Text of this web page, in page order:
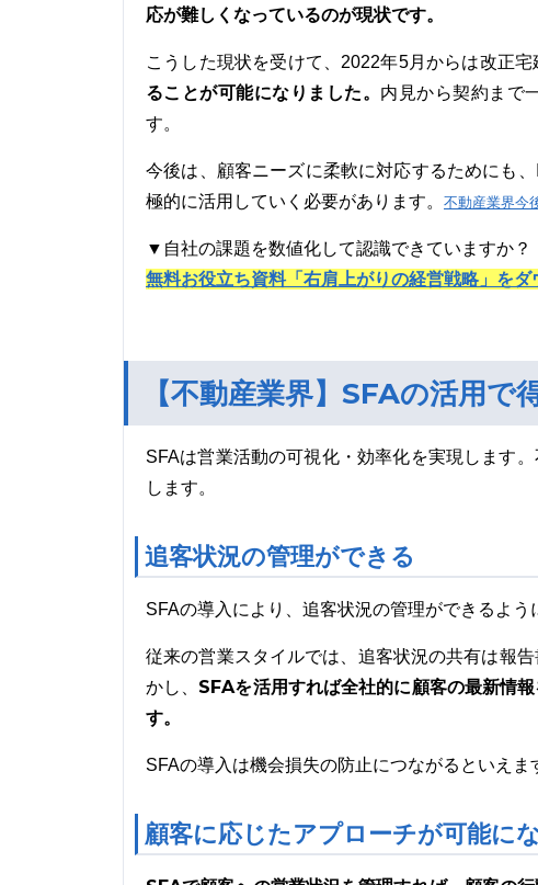
応が難しくなっているのが現状です。
こうした現状を受けて、2022年5月からは改正宅
ることが可能になりました。 内見から契約まで
す。
今後は、顧客ニーズに柔軟に対応するためにも
極的に活用していく必要があります。 不動産業界今
▼自社の課題を数値化して認識できていますか？
無料お役立ち資料「右肩上がりの経営戦略」をダ
【不動産業界】SFAの活用で
SFAは営業活動の可視化・効率化を実現します
します。
追客状況の管理ができる
SFAの導入により、追客状況の管理ができるよう
従来の営業スタイルでは、追客状況の共有は報
かし、 SFAを活用すれば全社的に顧客の最新情
す。
SFAの導入は機会損失の防止につながるといえま
顧客に応じたアプローチが可能に